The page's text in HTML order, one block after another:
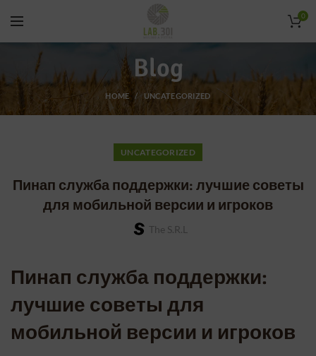
0
Blog
HOME UNCATEGORIZED
UNCATEGORIZED
Пинап служба поддержки: лучшие советы
для мобильной версии и игроков
The S.r.l
Пинап служба поддержки:
лучшие советы для
мобильной версии и игроков